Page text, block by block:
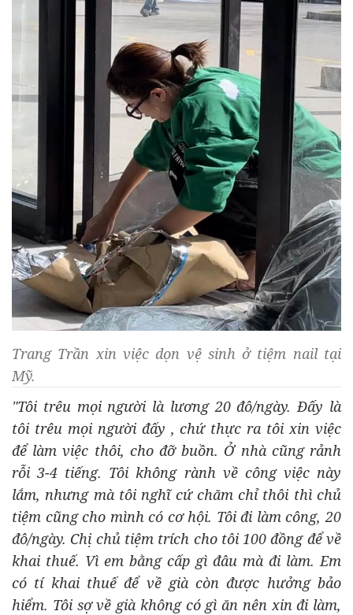
Trang Trần xin việc dọn vệ sinh ở tiệm nail tại
Mỹ.
"Tôi trêu mọi người là lương 20 đô/ngày. Đấy là
tôi trêu mọi người đấy , chứ thực ra tôi xin việc
để làm việc thôi, cho đỡ buồn. Ở nhà cũng rảnh
rỗi 3-4 tiếng. Tôi không rành về công việc này
lắm, nhưng mà tôi nghĩ cứ chăm chỉ thôi thì chủ
tiệm cũng cho mình có cơ hội. Tôi đi làm công, 20
đô/ngày. Chị chủ tiệm trích cho tôi 100 đồng để về
khai thuế. Vì em bằng cấp gì đâu mà đi làm. Em
có tí khai thuế để về già còn được hưởng bảo
hiểm. Tôi sợ về già không có gì ăn nên xin đi làm,